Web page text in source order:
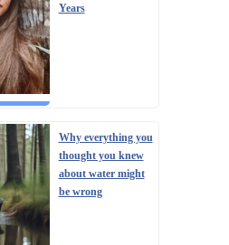
Years
Why everything you
thought you knew
about water might
be wrong